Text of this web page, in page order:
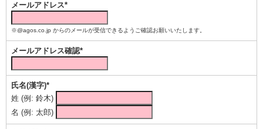
メールアドレス*
※@agos.co.jp からのメールが受信できるようご確認お願いいたします。
メールアドレス確認*
氏名(漢字)*
姓 (例: 鈴木)
名 (例: 太郎)